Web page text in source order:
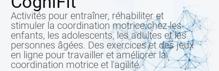
Activités pour entraîner, réhabiliter et
stimuler la coordination motrice chez les
enfants, les adolescents, les adultes et les
personnes âgées. Des exercices et des jeux
en ligne pour travailler et améliorer la
coordination motrice et l'agilité.